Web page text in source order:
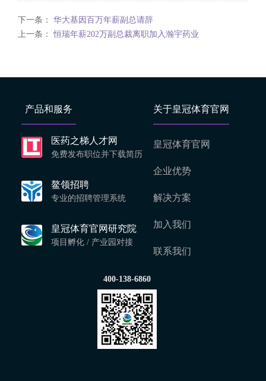
下一条： 华大基因百万年薪副总请辞
上一条：恒瑞年薪202万副总裁离职加入瀚宇药业
产品和服务
医药之梯人才网
免费发布职位并下载简历
鳌领招聘
专业的招聘管理系统
皇冠体育官网研究院
项目孵化 / 产业园对接
关于皇冠体育官网
皇冠体育官网
企业优势
解决方案
加入我们
联系我们
400-138-6860